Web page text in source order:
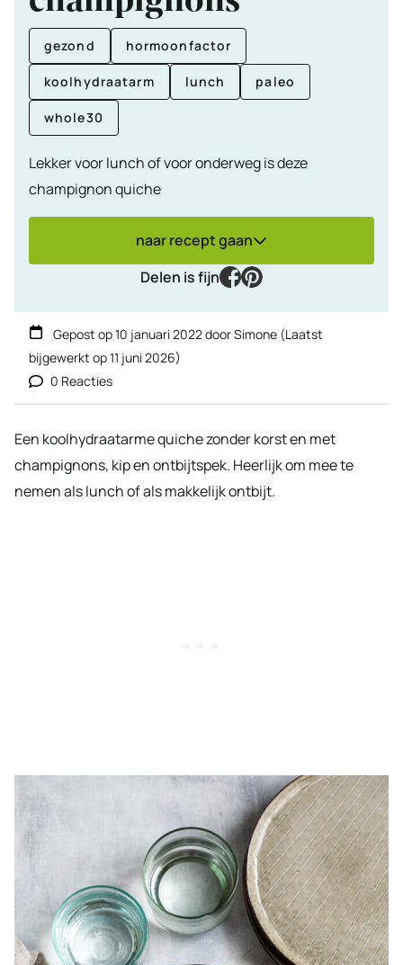
gezond hormoonfactor
koolhydraatarm lunch paleo
whole30
Lekker voor lunch of voor onderweg is deze
champignon quiche
naar recept gaan
Delen is fijn
facebook
pinterest
Gepost op10 januari 2022doorSimone (Laatst
bijgewerkt op11 juni 2026)
0 Reacties
Een koolhydraatarme quiche zonder korst en met
champignons, kip en ontbijtspek. Heerlijk om mee te
nemen als lunch of als makkelijk ontbijt.